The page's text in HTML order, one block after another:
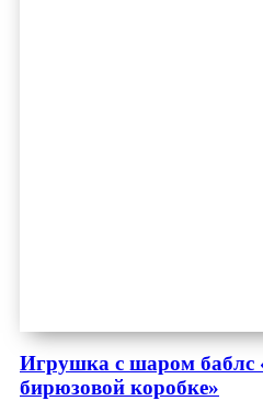
Игрушка с шаром баблс
бирюзовой коробке»